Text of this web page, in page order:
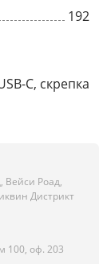
192
C, скрепка
Вейси Роад,
Дистрикт
100, оф. 203